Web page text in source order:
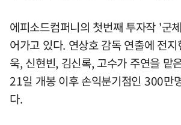
에피소드컴퍼니의 첫번째 투자작 '군
어가고 있다. 연상호 감독 연출에 전
욱, 신현빈, 김신록, 고수가 주연을 맡
21일 개봉 이후 손익분기점인 300만
다.